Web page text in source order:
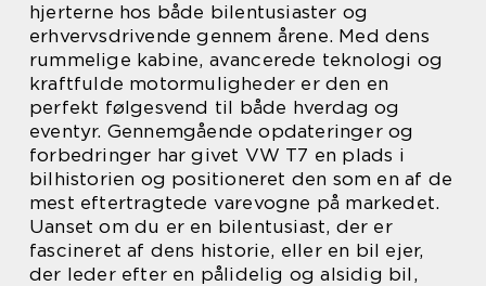
hjerterne hos både bilentusiaster og
erhvervsdrivende gennem årene. Med dens
rummelige kabine, avancerede teknologi og
kraftfulde motormuligheder er den en
perfekt følgesvend til både hverdag og
eventyr. Gennemgående opdateringer og
forbedringer har givet VW T7 en plads i
bilhistorien og positioneret den som en af de
mest eftertragtede varevogne på markedet.
Uanset om du er en bilentusiast, der er
fascineret af dens historie, eller en bil ejer,
der leder efter en pålidelig og alsidig bil,